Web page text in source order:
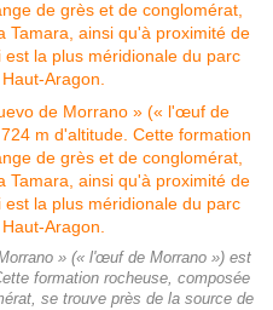
» (« l'œuf de Morrano ») est
formation rocheuse, composée
se trouve près de la source de